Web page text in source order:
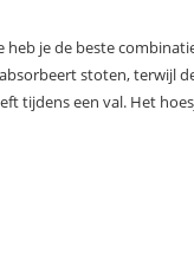
je de beste
stoten, terwijl
tijdens een val. Het